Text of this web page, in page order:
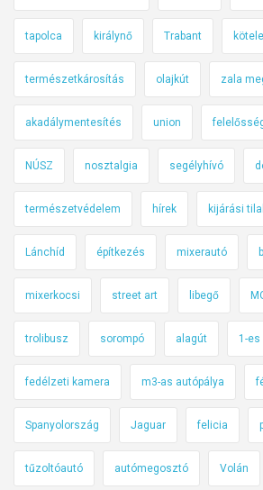
-
m
o
t
o
r
m
e
m
o
t
a
i
n
tapolca királynő Trabant
természetkárosítás olajkút zala
akadálymentesítés union
NÚSZ nosztalgia segélyhívó
természetvédelem hírek kijárási
Lánchíd építkezés mixerautó
mixerkocsi street art libegő
trolibusz sorompó alagút 1-es
fedélzeti kamera m3-as autópálya
Spanyolország Jaguar felicia
tűzoltóautó autómegosztó Volán